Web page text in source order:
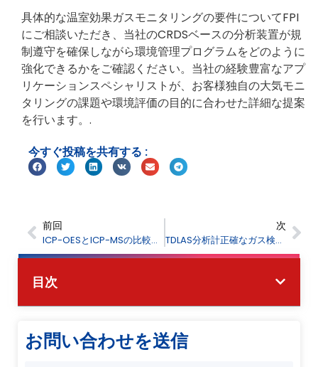
具体的な温室効果ガスモニタリングの要件についてFPI
にご相談いただき、当社のCRDSベースの分析装置が規
制遵守を確保しながら環境管理プログラムをどのように
強化できるかをご確認ください。当社の経験豊富なアプ
リケーションスペシャリストが、お客様独自の大気モニ
タリングの課題や環境評価の目的に合わせた詳細な提案
を行います。.
今すぐ投稿を共有する :
前回
ICP-OESとICP-MSの比較：元素分析装置の正しい選択ガイド
次
TDLAS分析計正確なガス検出のための高度な波長可変ダイオードレーザーガスアナライザー
目次
お問い合わせを送信